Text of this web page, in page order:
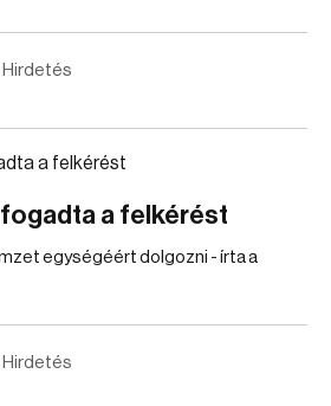
Hirdetés
a felkérést
egységéért dolgozni - írta a
Hirdetés